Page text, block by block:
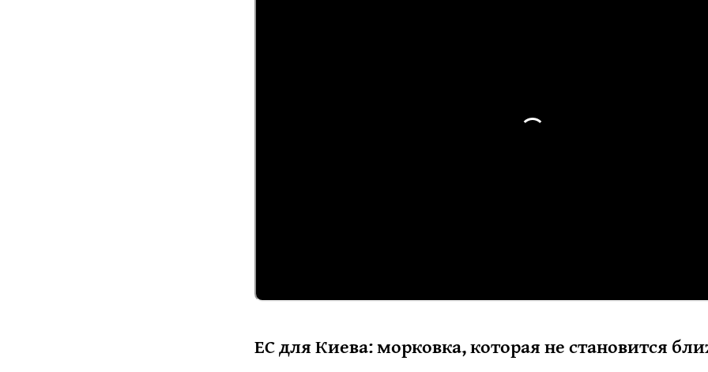
ЕС для Киева: морковка, которая не становится